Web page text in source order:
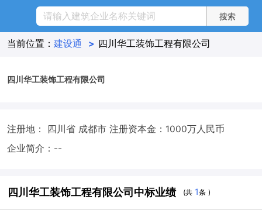
当前位置： 建设通 > 四川华工装饰工程有限公司
四川华工装饰工程有限公司
注册地： 四川省 成都市 注册资本金：1000万人民币
企业简介：--
四川华工装饰工程有限公司中标业绩 (共 1条 )